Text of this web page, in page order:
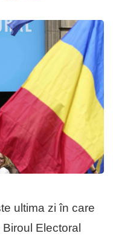
ultima zi în care
Electoral